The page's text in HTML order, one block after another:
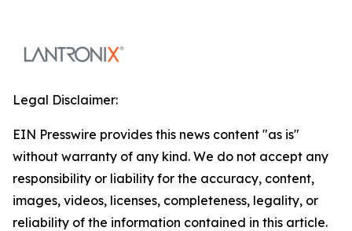
Legal Disclaimer:
EIN Presswire provides this news content "as is"
without warranty of any kind. We do not accept any
responsibility or liability for the accuracy, content,
images, videos, licenses, completeness, legality, or
reliability of the information contained in this article.